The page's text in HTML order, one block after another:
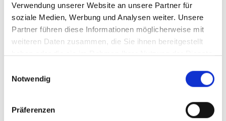
Verwendung unserer Website an unsere Partner für
soziale Medien, Werbung und Analysen weiter. Unsere
Partner führen diese Informationen möglicherweise mit
weiteren Daten zusammen, die Sie ihnen bereitgestellt
haben oder die sie im Rahmen Ihrer Nutzung der Dienste
Notwendig
Präferenzen